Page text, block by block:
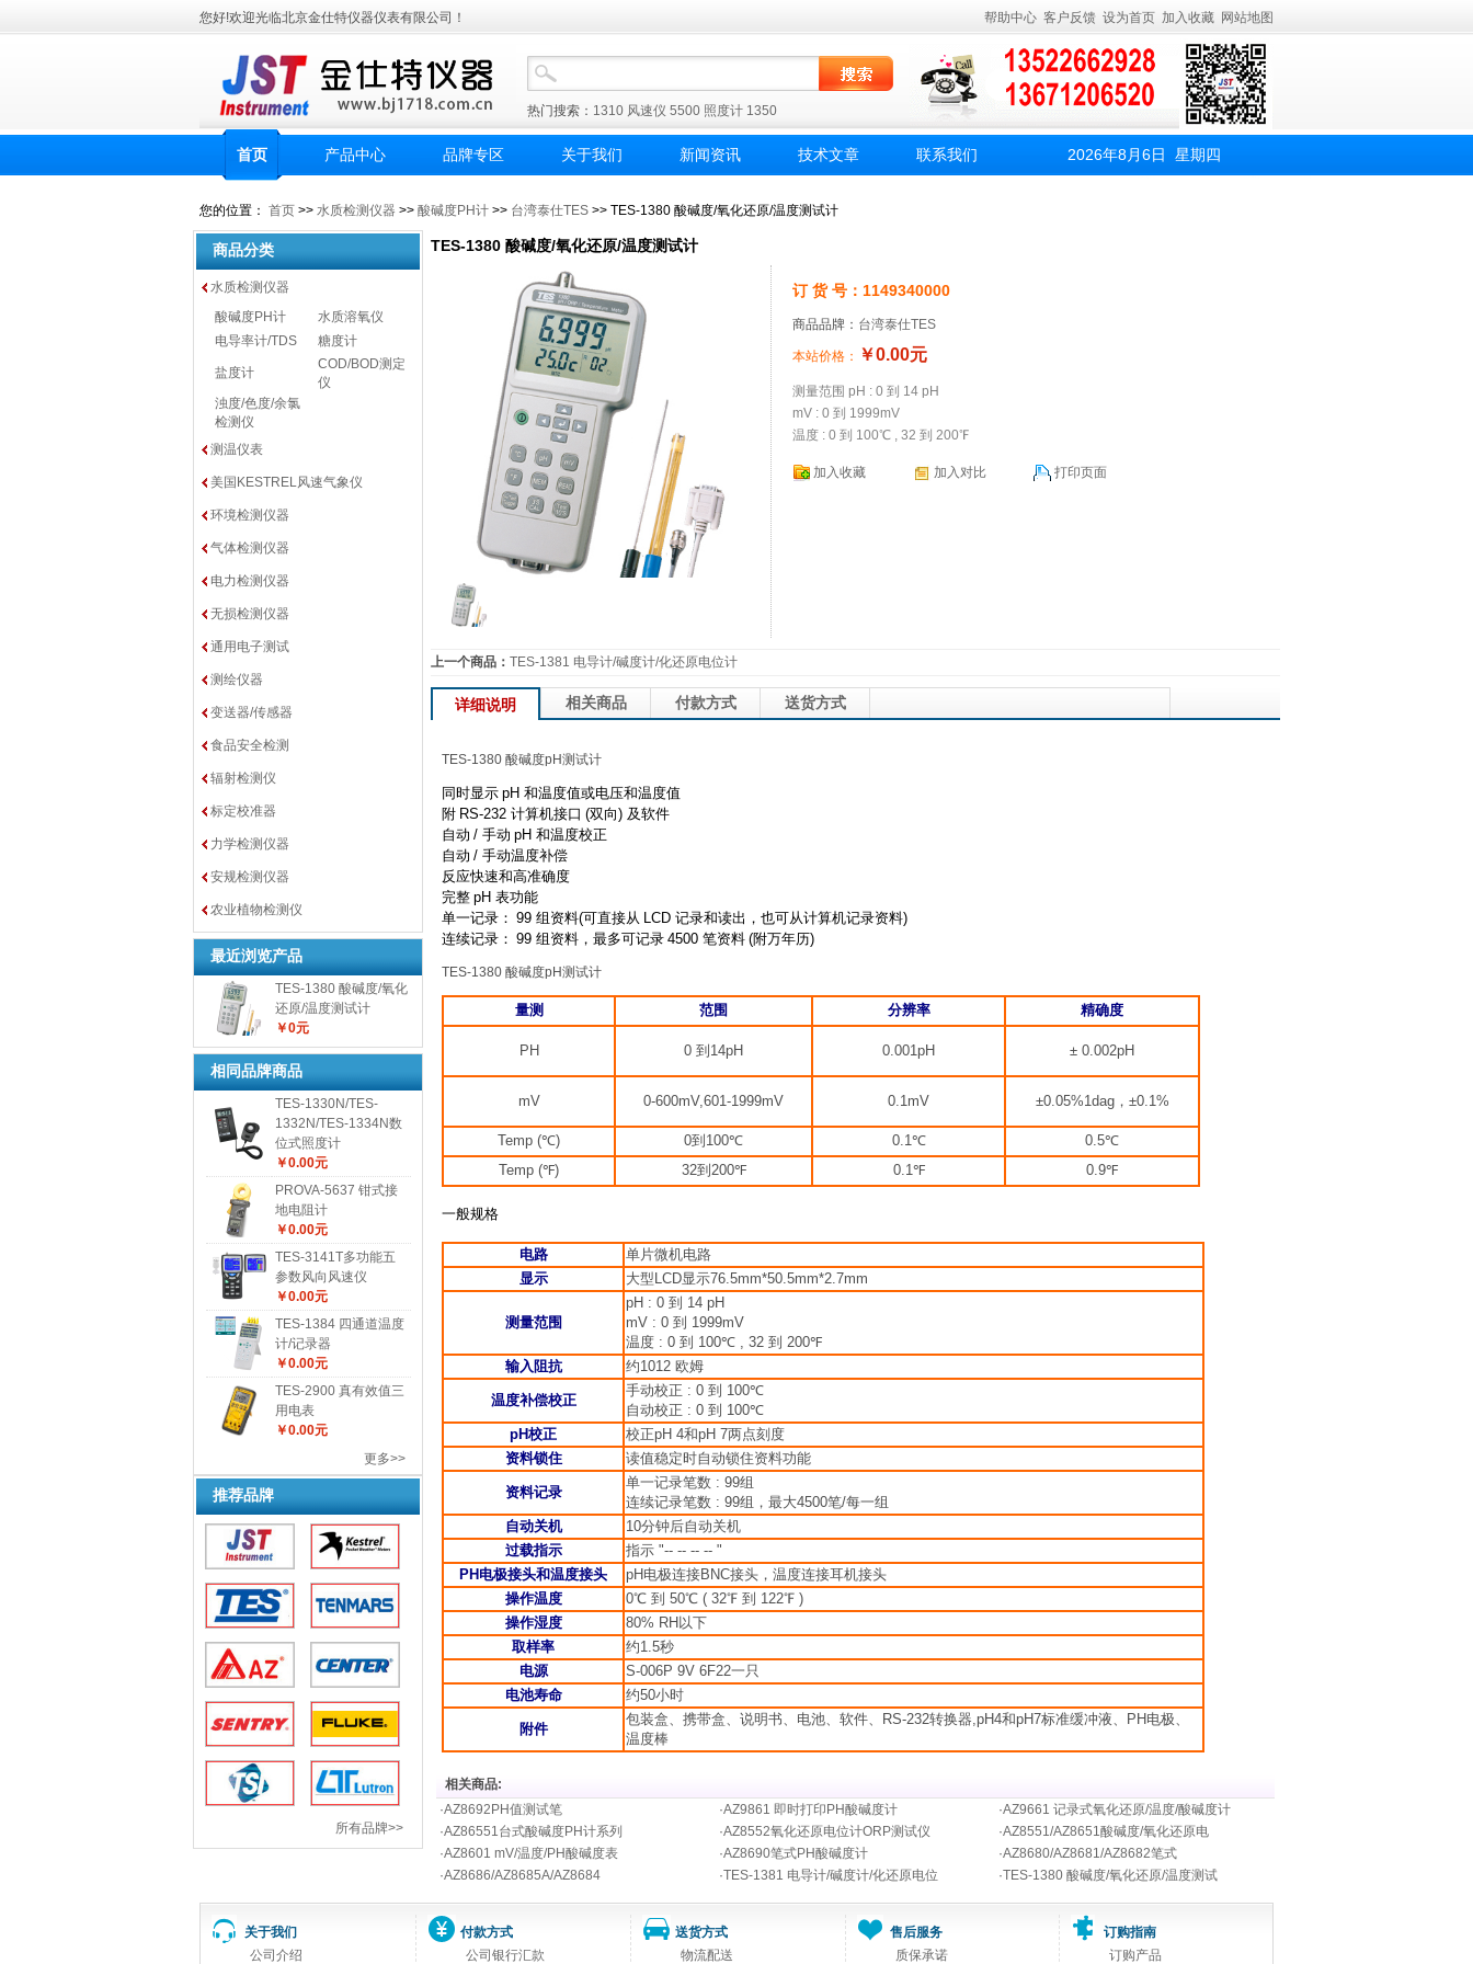
您好!欢迎光临北京金仕特仪器仪表有限公司！ 帮助中心 客户反馈 设为首页 加入收藏 网站地图
热门搜索： 1310 风速仪 5500 照度计 1350
首页 产品中心 品牌专区 关于我们 新闻资讯 技术文章 联系我们 2026年8月6日 星期四
您的位置： 首页 >> 水质检测仪器 >> 酸碱度PH计 >> 台湾泰仕TES >> TES-1380 酸碱度/氧化还原/温度测试计
商品分类
水质检测仪器
酸碱度PH计
水质溶氧仪
电导率计/TDS
糖度计
盐度计
COD/BOD测定
仪
浊度/色度/余氯
检测仪
测温仪表
美国KESTREL风速气象仪
环境检测仪器
气体检测仪器
电力检测仪器
无损检测仪器
通用电子测试
测绘仪器
变送器/传感器
食品安全检测
辐射检测仪
标定校准器
力学检测仪器
安规检测仪器
农业植物检测仪
最近浏览产品
TES-1380 酸碱度/氧化
还原/温度测试计
￥0元
相同品牌商品
TES-1330N/TES-
1332N/TES-1334N数
位式照度计
￥0.00元
PROVA-5637 钳式接
地电阻计
￥0.00元
TES-3141T多功能五
参数风向风速仪
￥0.00元
TES-1384 四通道温度
计/记录器
￥0.00元
TES-2900 真有效值三
用电表
￥0.00元
更多>>
推荐品牌
所有品牌>>
TES-1380 酸碱度/氧化还原/温度测试计
订 货 号：1149340000
商品品牌： 台湾泰仕TES
本站价格： ￥0.00元
测量范围 pH : 0 到 14 pH
mV : 0 到 1999mV
温度 : 0 到 100℃ , 32 到 200℉
加入收藏 加入对比 打印页面
上一个商品： TES-1381 电导计/碱度计/化还原电位计
详细说明 相关商品 付款方式 送货方式
TES-1380 酸碱度pH测试计
同时显示 pH 和温度值或电压和温度值
附 RS-232 计算机接口 (双向) 及软件
自动 / 手动 pH 和温度校正
自动 / 手动温度补偿
反应快速和高准确度
完整 pH 表功能
单一记录： 99 组资料(可直接从 LCD 记录和读出，也可从计算机记录资料)
连续记录： 99 组资料，最多可记录 4500 笔资料 (附万年历)
TES-1380 酸碱度pH测试计
量测 范围 分辨率 精确度
PH 0 到 14pH 0.001pH ± 0.002pH
mV 0-600mV,601-1999mV 0.1mV ±0.05%1dag， ±0.1%
Temp (℃) 0到 100℃ 0.1℃
0.5℃
Temp (℉)
32到 200℉ 0.1℉ 0.9℉
一般规格
电路
单片微机电路
显示
大型 LCD显示76.5mm*50.5mm*2.7mm
测量范围
pH : 0 到 14 pH
mV : 0 到 1999mV
温度 : 0 到 100℃ , 32 到 200℉
输入阻抗
约1012 欧姆
温度补偿校正
手动校正 : 0 到 100℃
自动校正 : 0 到 100℃
pH校正 校正pH 4和pH 7两点刻度
资料锁住
读值稳定时自动锁住资料功能
资料记录
单一记录笔数 : 99组
连续记录笔数 : 99组，最大4500笔/每一组
自动关机
10分钟后自动关机
过载指示
指示 "-- -- -- -- "
PH 电极接头和温度接头 pH 电极连接BNC接头，温度连接耳机接头
操作温度
0℃ 到 50℃ ( 32℉ 到 122℉ )
操作湿度
80% RH以下
取样率
约1.5秒
电源
S-006P 9V 6F22一只
电池寿命
约50小时
附件
包装盒、携带盒、说明书、电池、软件、RS-232转换器,pH4和pH7标准缓冲液、PH电极、
温度棒
相关商品:
·AZ8692PH值测试笔 ·AZ9861 即时打印PH酸碱度计 ·AZ9661 记录式氧化还原/温度/酸碱度计
·AZ86551台式酸碱度PH计系列 ·AZ8552氧化还原电位计ORP测试仪 ·AZ8551/AZ8651酸碱度/氧化还原电
·AZ8601 mV/温度/PH酸碱度表 ·AZ8690笔式PH酸碱度计 ·AZ8680/AZ8681/AZ8682笔式
·AZ8686/AZ8685A/AZ8684 ·TES-1381 电导计/碱度计/化还原电位 ·TES-1380 酸碱度/氧化还原/温度测试
关于我们
公司介绍
付款方式
公司银行汇款
送货方式
物流配送
售后服务
质保承诺
订购指南
订购产品